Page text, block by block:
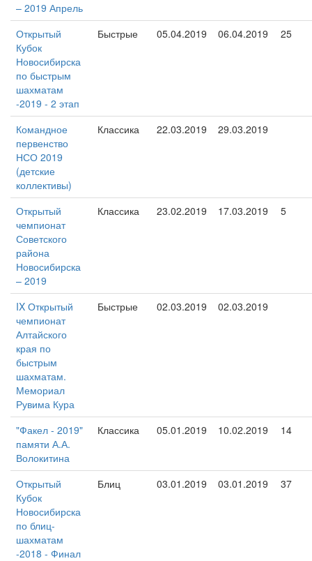
– 2019 Апрель
Открытый
Кубок
Новосибирска
по быстрым
шахматам
-2019 - 2 этап
Быстрые 05.04.2019 06.04.2019 25
Командное
первенство
НСО 2019
(детские
коллективы)
Классика 22.03.2019 29.03.2019
Открытый
чемпионат
Советского
района
Новосибирска
– 2019
Классика 23.02.2019 17.03.2019 5
IX Открытый
чемпионат
Алтайского
края по
быстрым
шахматам.
Мемориал
Рувима Кура
Быстрые 02.03.2019 02.03.2019
"Факел - 2019"
памяти А.А.
Волокитина
Классика 05.01.2019 10.02.2019 14
Открытый
Кубок
Новосибирска
по блиц-
шахматам
-2018 - Финал
Блиц 03.01.2019 03.01.2019 37